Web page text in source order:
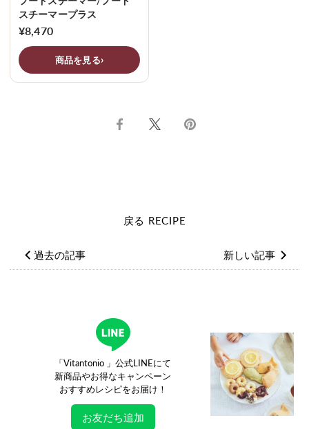
スチーマープラス
¥8,470
商品を見る
FacebookTwitter ピ
戻る RECIPE
過去の記事 新しい記事
「Vitantonio 」公式LINEにて
新商品やお得なキャンペーン
おすすめレシピをお届け！
お友だち追加